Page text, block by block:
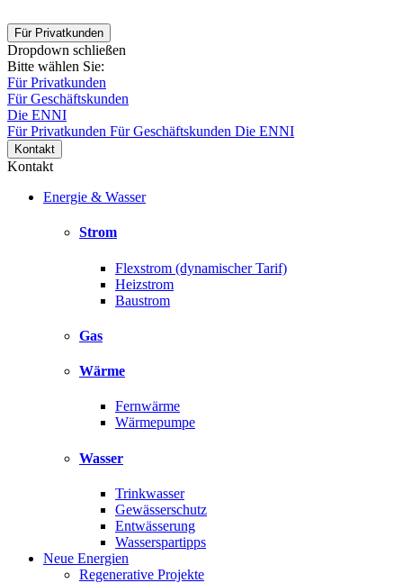
Für Privatkunden
Dropdown schließen
Bitte wählen Sie:
Für Privatkunden
Für Geschäftskunden
Die ENNI
Für Privatkunden Für Geschäftskunden Die ENNI
Kontakt
Kontakt
Energie & Wasser
Strom
Flexstrom (dynamischer Tarif)
Heizstrom
Baustrom
Gas
Wärme
Fernwärme
Wärmepumpe
Wasser
Trinkwasser
Gewässerschutz
Entwässerung
Wasserspartipps
Neue Energien
Regenerative Projekte